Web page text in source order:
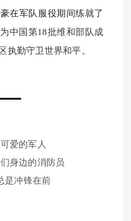
在军队服役期间练就了
中国第18批维和部队成
执勤守卫世界和平。
爱的军人
身边的消防员
是冲锋在前